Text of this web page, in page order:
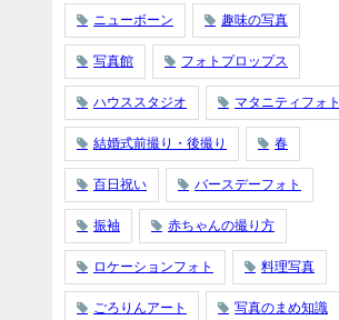
ニューボーン 趣味の写真
写真館 フォトプロップス
ハウススタジオ マタニティフォト
結婚式前撮り・後撮り 春
百日祝い バースデーフォト
振袖 赤ちゃんの撮り方
ロケーションフォト 料理写真
ごろりんアート 写真のまめ知識